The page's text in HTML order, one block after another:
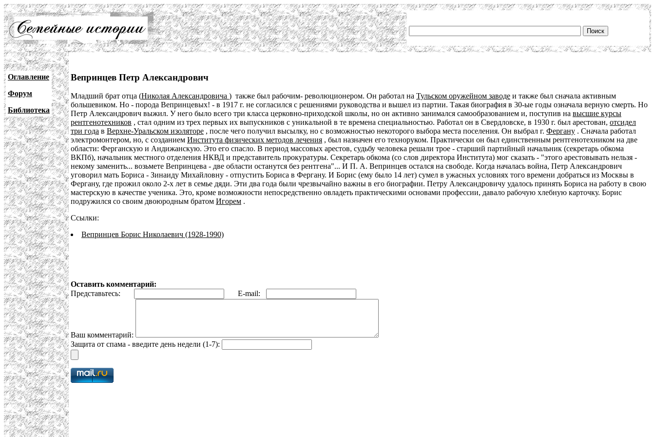
Оглавление
Форум
Библиотека
Вепринцев Петр Александрович
Младший брат отца (Николая Александровича ) также был рабочим- революционером. Он работал на Тульском оружейном заводе и также был сначала активным
большевиком. Но - порода Вепринцевых! - в 1917 г. не согласился с решениями руководства и вышел из партии. Такая биография в 30-ые годы означала верную смерть. Но
Петр Александрович выжил. У него было всего три класса церковно-приходской школы, но он активно занимался самообразованием и, поступив на высшие курсы
рентгенотехников , стал одним из трех первых их выпускников с уникальной в те времена специальностью. Работал он в Свердловске, в 1930 г. был арестован, отсидел
три года в Верхне-Уральском изоляторе , после чего получил высылку, но с возможностью некоторого выбора места поселения. Он выбрал г. Фергану . Сначала работал
электромонтером, но, с созданием Института физических методов лечения , был назначен его техноруком. Практически он был единственным рентгенотехником на две
области: Ферганскую и Андижанскую. Это его спасло. В период массовых арестов, судьбу человека решали трое - старший партийный начальник (секретарь обкома
ВКПб), начальник местного отделения НКВД и представитель прокуратуры. Секретарь обкома (со слов директора Института) мог сказать - "этого арестовывать нельзя -
некому заменить... возьмете Вепринцева - две области останутся без рентгена"... И П. А. Вепринцев остался на свободе. Когда началась война, Петр Александрович
уговорил мать Бориса - Зинаиду Михайловну - отпустить Бориса в Фергану. И Борис (ему было 14 лет) сумел в ужасных условиях того времени добраться из Москвы в
Фергану, где прожил около 2-х лет в семье дяди. Эти два года были чрезвычайно важны в его биографии. Петру Александровичу удалось принять Бориса на работу в свою
мастерскую в качестве ученика. Это, кроме возможности непосредственно овладеть практическими основами профессии, давало рабочую хлебную карточку. Борис
подружился со своим двоюродным братом Игорем .
Ссылки:
Вепринцев Борис Николаевич (1928-1990)
Оставить комментарий:
Представьтесь:
E-mail:
Ваш комментарий:
Защита от спама - введите день недели (1-7):